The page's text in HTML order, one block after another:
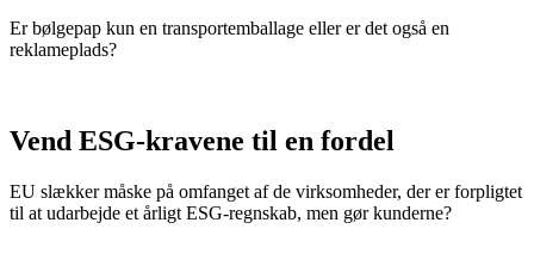
Er bølgepap kun en transportemballage eller er det også en
reklameplads?
Vend ESG-kravene til en fordel
EU slækker måske på omfanget af de virksomheder, der er forpligtet
til at udarbejde et årligt ESG-regnskab, men gør kunderne?